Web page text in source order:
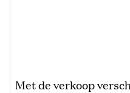
Met de verkoop